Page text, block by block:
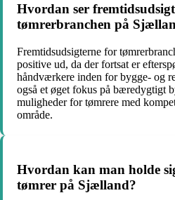
Hvordan ser
tømrerbranchen på
Fremtidsudsigterne for
positive ud, da der fortsat er
håndværkere inden for bygge- og
også et øget fokus på bæredygtigt
muligheder for tømrere med
område.
Hvordan kan man holde
tømrer på Sjælland?